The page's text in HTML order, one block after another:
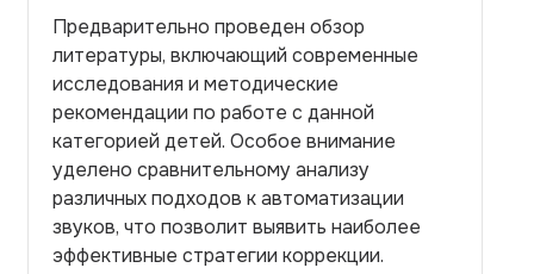
Предварительно проведен обзор
литературы, включающий современные
исследования и методические
рекомендации по работе с данной
категорией детей. Особое внимание
уделено сравнительному анализу
различных подходов к автоматизации
звуков, что позволит выявить наиболее
эффективные стратегии коррекции.